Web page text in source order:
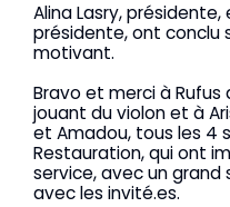
Alina Lasry,
présidente, ont conclu
motivant.
Bravo et merci à Rufus
jouant du violon et à
et Amadou, tous les 4
Restauration, qui ont
service, avec un
avec les invité.es.